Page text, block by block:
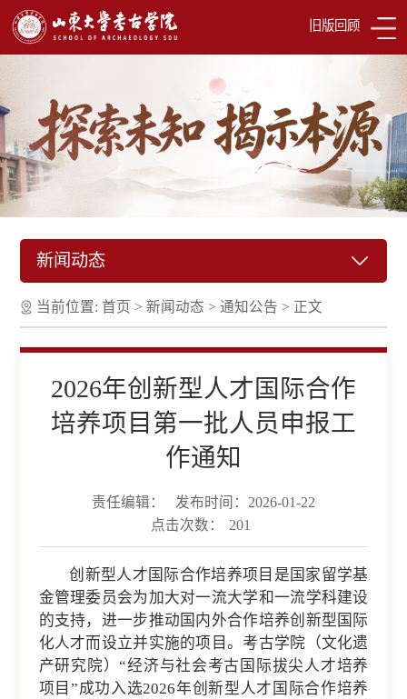
旧版回顾
新闻动态
当前位置:首页 >新闻动态 >通知公告 > 正文
2026年创新型人才国际合作
培养项目第一批人员申报工
作通知
责任编辑：
发布时间：2026-01-22
点击次数：
201
创新型人才国际合作培养项目是国家留学基
金管理委员会为加大对一流大学和一流学科建设
的支持，进一步推动国内外合作培养创新型国际
化人才而设立并实施的项目。考古学院（文化遗
产研究院）“经济与社会考古国际拔尖人才培养
项目”成功入选2026年创新型人才国际合作培养